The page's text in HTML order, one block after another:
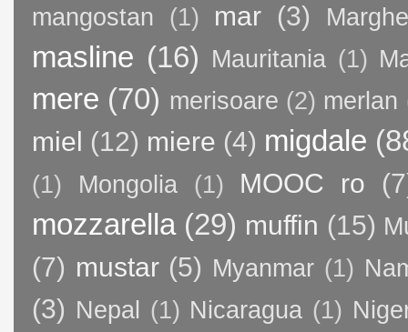
mangostan (1) mar (3)
masline (16) Mauritania (1)
mere (70) merisoare (2) merlan
miel (12) miere (4) migdale
(1) Mongolia (1) MOOC ro
mozzarella (29) muffin (15)
(7) mustar (5) Myanmar (1)
(3) Nepal (1) Nicaragua (1)